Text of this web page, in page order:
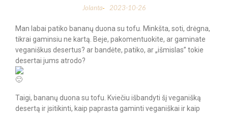
Jolanta- 2023-10-26
Man labai patiko bananų duona su tofu. Minkšta, soti, drėgna,
tikrai gaminsiu ne kartą. Beje, pakomentuokite, ar gaminate
veganiškus desertus? ar bandėte, patiko, ar „išmislas” tokie
desertai jums atrodo?
Taigi, bananų duona su tofu. Kviečiu išbandyti šį veganišką
desertą ir įsitikinti, kaip paprasta gaminti veganiškai ir kaip